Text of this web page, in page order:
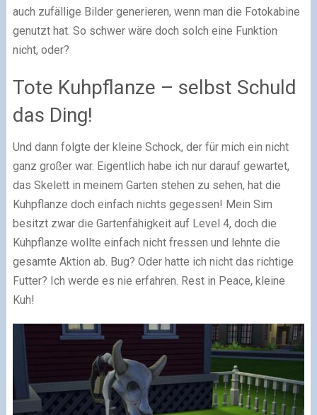
auch zufällige Bilder generieren, wenn man die Fotokabine
genutzt hat. So schwer wäre doch solch eine Funktion
nicht, oder?
Tote Kuhpflanze – selbst Schuld
das Ding!
Und dann folgte der kleine Schock, der für mich ein nicht
ganz großer war. Eigentlich habe ich nur darauf gewartet,
das Skelett in meinem Garten stehen zu sehen, hat die
Kuhpflanze doch einfach nichts gegessen! Mein Sim
besitzt zwar die Gartenfähigkeit auf Level 4, doch die
Kuhpflanze wollte einfach nicht fressen und lehnte die
gesamte Aktion ab. Bug? Oder hatte ich nicht das richtige
Futter? Ich werde es nie erfahren. Rest in Peace, kleine
Kuh!